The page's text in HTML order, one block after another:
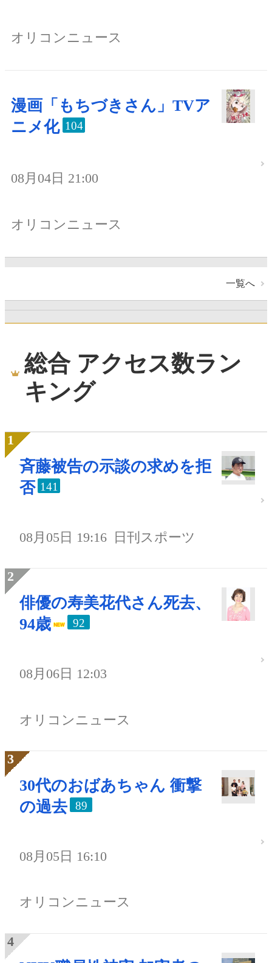
オリコンニュース
漫画「もちづきさん」TVア
ニメ化 104
08月04日 21:00
オリコンニュース
一覧へ
総合 アクセス数ラン
キング
斉藤被告の示談の求めを拒
否 141
08月05日 19:16 日刊スポーツ
俳優の寿美花代さん死去、
94歳
92
08月06日 12:03
オリコンニュース
30代のおばあちゃん 衝撃
の過去
89
08月05日 16:10
オリコンニュース